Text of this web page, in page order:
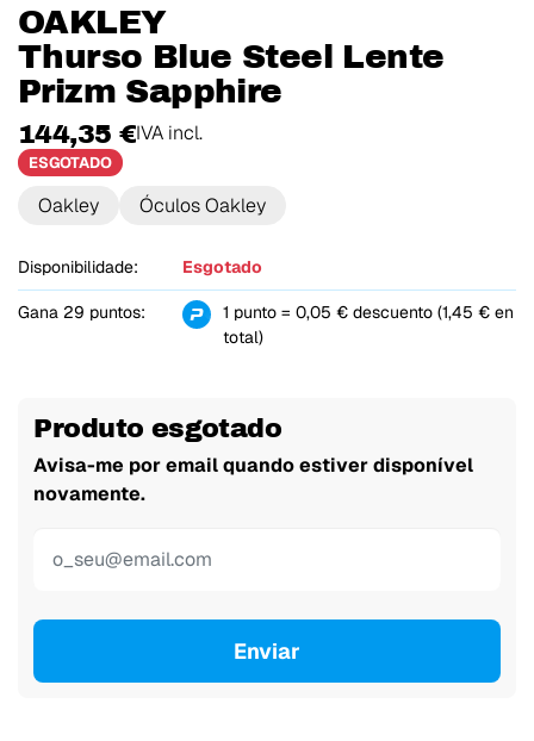
OAKLEY
Thurso Blue Steel Lente
Prizm Sapphire
144,35 €IVA incl.
ESGOTADO
Oakley Óculos Oakley
Disponibilidade: Esgotado
Gana 29 puntos:
1 punto = 0,05 € descuento (1,45 € en
total)
Produto esgotado
Avisa-me por email quando estiver disponível
novamente.
Enviar